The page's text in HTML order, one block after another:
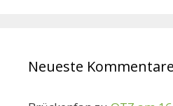
Neueste Kommentare